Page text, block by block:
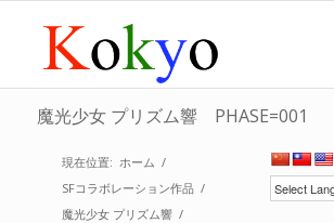
魔光少女 プリズム響 PHASE=001
現在位置: ホーム /
SFコラボレーション作品 /
魔光少女 プリズム響 /